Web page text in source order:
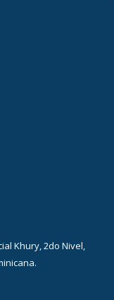
Khury, 2do Nivel,